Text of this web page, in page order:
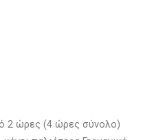
2 ώρες (4 ώρες σύνολο)